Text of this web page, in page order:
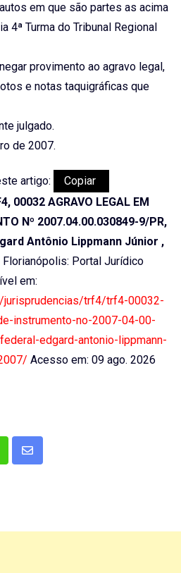
em que são partes as acima
4ª Turma do Tribunal Regional
provimento ao agravo legal,
e notas taquigráficas que
julgado.
de 2007.
artigo:
Copiar
00032 AGRAVO LEGAL EM
Nº 2007.04.00.030849-9/PR,
Antônio Lippmann Júnior ,
Florianópolis: Portal Jurídico
em:
jurisprudencias/trf4/trf4-00032-
instrumento-no-2007-04-00-
edgard-antonio-lippmann-
Acesso em: 09 ago. 2026
Share